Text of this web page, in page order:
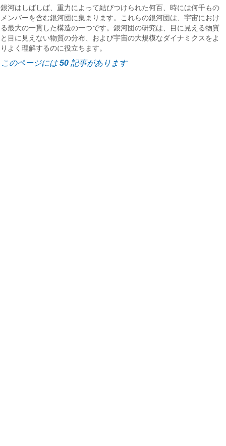
銀河はしばしば、重力によって結びつけられた何百、時には何千もの
メンバーを含む銀河団に集まります。これらの銀河団は、宇宙におけ
る最大の一貫した構造の一つです。銀河団の研究は、目に見える物質
と目に見えない物質の分布、および宇宙の大規模なダイナミクスをよ
りよく理解するのに役立ちます。
このページには50記事があります